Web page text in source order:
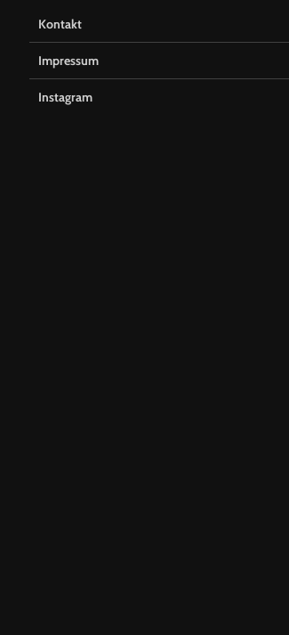
Kontakt
Impressum
Instagram